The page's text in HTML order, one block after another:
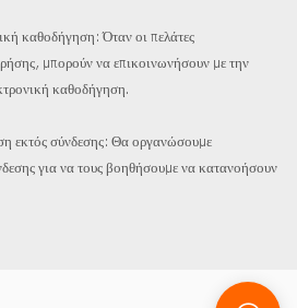
καθοδήγηση: Όταν οι πελάτες
μπορούν να επικοινωνήσουν με την
καθοδήγηση.
εκτός σύνδεσης: Θα οργανώσουμε
για να τους βοηθήσουμε να κατανοήσουν